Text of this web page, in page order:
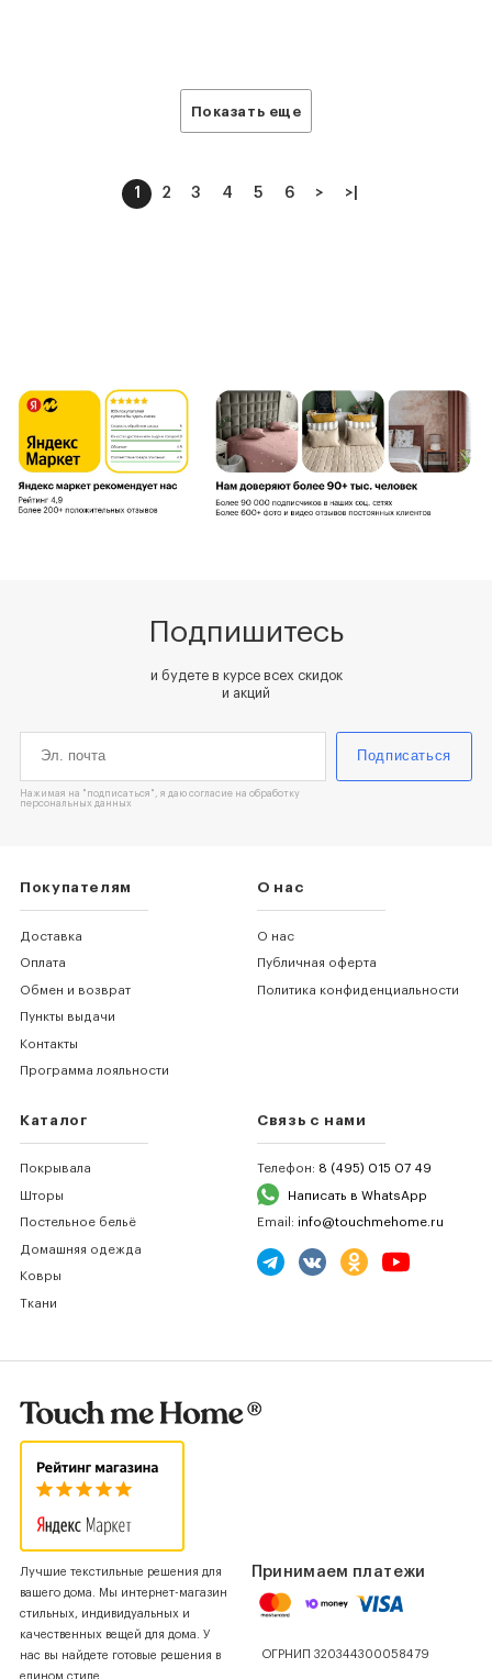
Показать еще
1 2 3 4 5 6 > >|
Подпишитесь
и будете в курсе всех скидок
и акций
Нажимая на "подписаться", я даю согласие на обработку
персональных данных
Подписаться
Покупателям
Доставка
Оплата
Обмен и возврат
Пункты выдачи
Контакты
Программа лояльности
О нас
О нас
Публичная оферта
Политика конфиденциальности
Каталог
Покрывала
Шторы
Постельное бельё
Домашняя одежда
Ковры
Ткани
Связь с нами
Телефон: 8 (495) 015 07 49
Написать в WhatsApp
Email: info@touchmehome.ru
Принимаем платежи
ОГРНИП 320344300058479
Лучшие текстильные решения для
вашего дома. Мы интернет-магазин
стильных, индивидуальных и
качественных вещей для дома. У
нас вы найдете готовые решения в
едином стиле.